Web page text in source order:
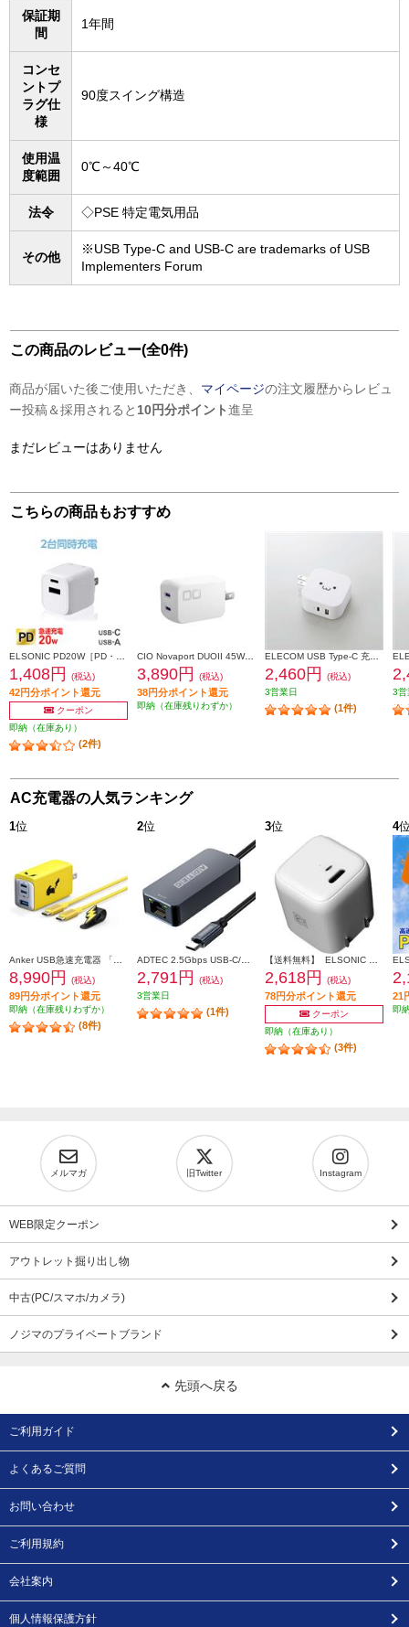
保証期
間
1年間
コンセ
ントプ
ラグ仕
様
90度スイング構造
使用温
度範囲
0℃～40℃
法令 ◇PSE 特定電気用品
その他
※USB Type-C and USB-C are trademarks of USB
Implementers Forum
この商品のレビュー(全0件)
商品が届いた後ご使用いただき、 マイページの注文履歴からレビュ
ー投稿＆採用されると 10円分ポイント進呈
まだレビューはありません
こちらの商品もおすすめ
1,408円 (税込)
42円分ポイント還元
クーポン
即納（在庫あり）
(2件)
CIO Novaport DUOII 45W2C ホワイト(第2世代) CIO-G45W2C-N2-WH
3,890円 (税込)
38円分ポイント還元
即納（在庫残りわずか）
2,460円
(税込)
3営業日
(1件)
3営
AC充電器の人気ランキング
1位
8,990円 (税込)
89円分ポイント還元
即納（在庫残りわずか）
(8件)
2位
2,791円
(税込)
3営業日
(1件)
3位
2,618円 (税込)
78円分ポイント還元
クーポン
即納（在庫あり）
(3件)
4
21
即
メルマガ 旧Twitter Instagram
WEB限定クーポン
アウトレット掘り出し物
中古(PC/スマホ/カメラ)
ノジマのプライベートブランド
先頭へ戻る
ご利用ガイド
よくあるご質問
お問い合わせ
ご利用規約
会社案内
個人情報保護方針